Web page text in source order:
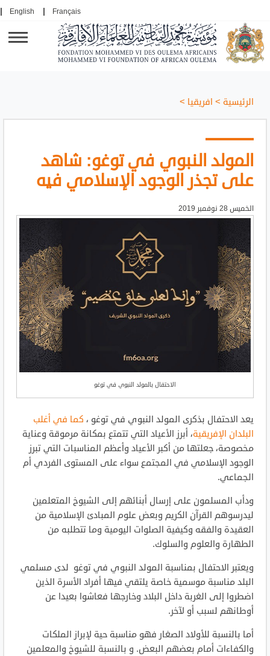
Français
English
الرئيسية > افريقيا >
المولد النبوي في توغو: شاهد
على تجذر الوجود الإسلامي فيه
الخميس 28 نوفمبر 2019
الاحتفال بالمولد النبوي في توغو
يعد الاحتفال بذكرى المولد النبوي في توغو ، كما في أغلب
البلدان الإفريقية، أبرز الأعياد التي تتمتع بمكانة مرموقة وعناية
مخصوصة، جعلتها من أكبر الأعياد وأعظم المناسبات التي تبرز
الوجود الإسلامي في المجتمع سواء على المستوى الفردي أم
الجماعي.
ودأب المسلمون على إرسال أبنائهم إلى الشيوخ المتعلمين
ليدرسوهم القرآن الكريم وبعض علوم المبادئ الإسلامية من
العقيدة والفقه وكيفية الصلوات اليومية وما تتطلبه من
الطهارة والعلوم والسلوك.
ويعتبر الاحتفال بمناسبة المولد النبوي في توغو لدى مسلمي
البلد مناسبة موسمية خاصة يلتقي فيها أفراد الأسرة الذين
اضطروا إلى الغربة داخل البلاد وخارجها فعاشوا بعيدا عن
أوطانهم لسبب أو لآخر.
أما بالنسبة للأولاد الصغار فهو مناسبة حية لإبراز الملكات
والكفاءات أمام بعضهم البعض. و بالنسبة للشيوخ والمعلمين